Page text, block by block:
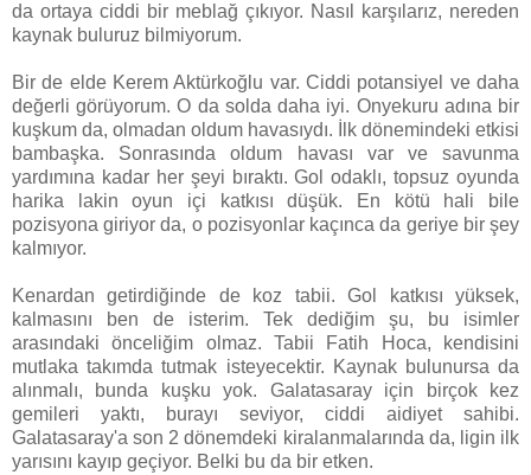
da ortaya ciddi bir meblağ çıkıyor. Nasıl karşılarız, nereden
kaynak buluruz bilmiyorum.
Bir de elde Kerem Aktürkoğlu var. Ciddi potansiyel ve daha
değerli görüyorum. O da solda daha iyi. Onyekuru adına bir
kuşkum da, olmadan oldum havasıydı. İlk dönemindeki etkisi
bambaşka. Sonrasında oldum havası var ve savunma
yardımına kadar her şeyi bıraktı. Gol odaklı, topsuz oyunda
harika lakin oyun içi katkısı düşük. En kötü hali bile
pozisyona giriyor da, o pozisyonlar kaçınca da geriye bir şey
kalmıyor.
Kenardan getirdiğinde de koz tabii. Gol katkısı yüksek,
kalmasını ben de isterim. Tek dediğim şu, bu isimler
arasındaki önceliğim olmaz. Tabii Fatih Hoca, kendisini
mutlaka takımda tutmak isteyecektir. Kaynak bulunursa da
alınmalı, bunda kuşku yok. Galatasaray için birçok kez
gemileri yaktı, burayı seviyor, ciddi aidiyet sahibi.
Galatasaray'a son 2 dönemdeki kiralanmalarında da, ligin ilk
yarısını kayıp geçiyor. Belki bu da bir etken.